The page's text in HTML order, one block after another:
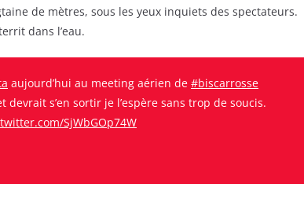
de mètres, sous les yeux inquiets des spectateurs.
dans l’eau.
aujourd’hui au meeting aérien de #biscarrosse
devrait s’en sortir je l’espère sans trop de soucis.
SjWbGOp74W